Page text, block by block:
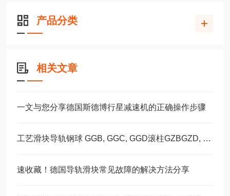
产品分类
相关文章
一文与您分享德国斯德博行星减速机的正确操作步骤
工艺滑块导轨钢球 GGB, GGC, GGD滚柱GZBGZD, GZV，GGBC/GZBC
速收藏！德国导轨滑块常见故障的解决方法分享